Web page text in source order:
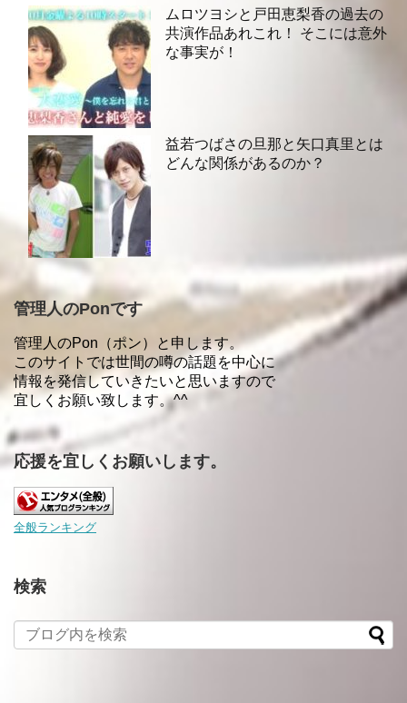
ムロツヨシと戸田恵梨香の過去の
共演作品あれこれ！ そこには意外
な事実が！
益若つばさの旦那と矢口真里とは
どんな関係があるのか？
管理人のPonです
管理人のPon（ポン）と申します。
このサイトでは世間の噂の話題を中心に
情報を発信していきたいと思いますので
宜しくお願い致します。^^
応援を宜しくお願いします。
全般ランキング
検索